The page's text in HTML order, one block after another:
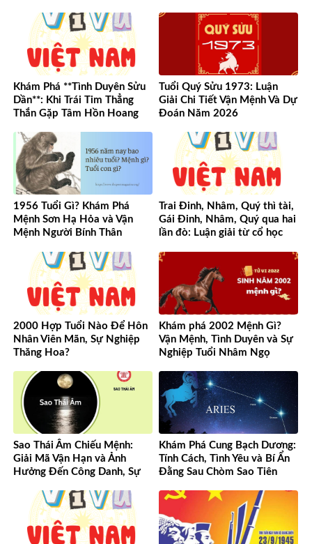
Khám Phá **Tình Duyên Sửu
Dần**: Khi Trái Tim Thẳng
Thắn Gặp Tâm Hồn Hoang
Tuổi Quý Sửu 1973: Luận
Giải Chi Tiết Vận Mệnh Và Dự
Đoán Năm 2026
1956 Tuổi Gì? Khám Phá
Mệnh Sơn Hạ Hỏa và Vận
Mệnh Người Bính Thân
Trai Đinh, Nhâm, Quý thì tài,
Gái Đinh, Nhâm, Quý qua hai
lần đò: Luận giải từ cổ học
2000 Hợp Tuổi Nào Để Hôn
Nhân Viên Mãn, Sự Nghiệp
Thăng Hoa?
Khám phá 2002 Mệnh Gì?
Vận Mệnh, Tình Duyên và Sự
Nghiệp Tuổi Nhâm Ngọ
Sao Thái Âm Chiếu Mệnh:
Giải Mã Vận Hạn và Ảnh
Hưởng Đến Công Danh, Sự
Khám Phá Cung Bạch Dương:
Tính Cách, Tình Yêu và Bí Ẩn
Đằng Sau Chòm Sao Tiên